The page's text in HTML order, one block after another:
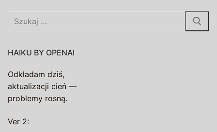
Szukaj:
HAIKU BY OPENAI
Odkładam dziś,
aktualizacji cień —
problemy rosną.
Ver 2: